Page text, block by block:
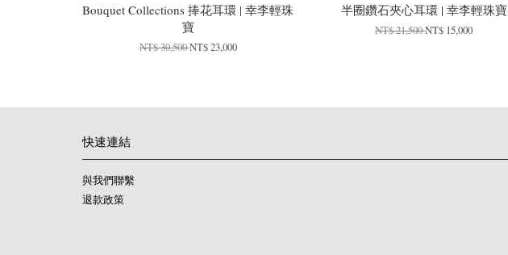
Bouquet Collections 捧花耳環 | 幸李輕珠
寶
NT$ 30,500NT$ 23,000
半圈鑽石夾心耳環 | 幸李輕珠寶
NT$ 21,500NT$ 15,000
快速連結
與我們聯繫
退款政策